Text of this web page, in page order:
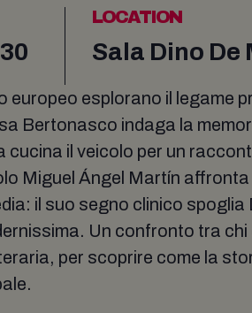
LOCATION
Sala Dino De
europeo esplorano il legame
Bertonasco indaga la
cucina il veicolo per un
Miguel Ángel Martín affronta
il suo segno clinico spoglia
Un confronto tra chi
per scoprire come la